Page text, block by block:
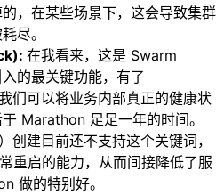
，在某些场景下，这会导致集群
尽。
在我看来，这是 Swarm
的最关键功能，有了
们可以将业务内部真正的健康状
Marathon 足足一年的时间。
建目前还不支持这个关键词，
重启的能力，从而间接降低了服
做的特别好。